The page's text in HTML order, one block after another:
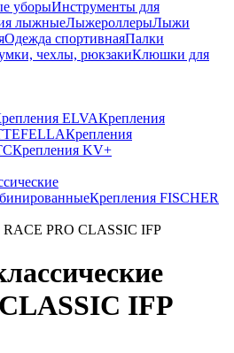
уборыИнструменты для
лыжныеЛыжероллерыЛыжи
Одежда спортивнаяПалки
чехлы, рюкзакиКлюшки для
ELVAКрепления
Крепления
Крепления KV+
Крепления FISCHER
RACE PRO CLASSIC IFP
IFP